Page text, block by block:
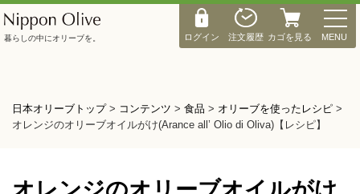
ログイン 注文履歴 カゴを見る
M
E
N
MENU
暮らしの中にオリーブを。
日本オリーブトップ> コンテンツ > 食品 > オリーブを使ったレシピ >
オレンジのオリーブオイルがけ(Arance all’ Olio di Oliva)【レシピ】